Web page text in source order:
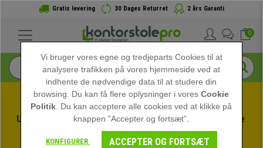
Gratis levering 30 Dages Returret 2 års Garanti
0
Udnyt sommerudsalget hos kontorstolepro! Eksklusive
rabatter i en begrænset periode - Se tilbuddet
Vi bruger vores egne og tredjeparts Cookies til at
analysere trafikken på vores hjemmeside ved at
indhente de nødvendige data til at studere din
browsing. Du kan få flere oplysninger i voresCookie
Politik . Du kan acceptere alle cookies ved at klikke på
knappen ”Accepter og fortsæt”.
KONFIGURER ACCEPTER OG FORTSÆT